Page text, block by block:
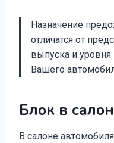
Назначение
отличатся от
выпуска и уровня
Вашего
Блок в
В салоне